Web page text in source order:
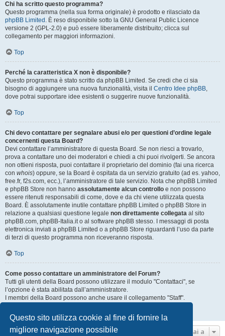
Questo sito utilizza cookie al fine di fornire la
migliore navigazione possibile
Chi ha scritto questo programma?
Questo programma (nella sua forma originale) è prodotto e rilasciato da
phpBB Limited . È reso disponibile sotto la GNU General Public Licence
versione 2 (GPL-2.0) e può essere liberamente distribuito; clicca sul
collegamento per maggiori informazioni.
Top
Perché la caratteristica X non è disponibile?
Questo programma è stato scritto da phpBB Limited. Se credi che ci sia
bisogno di aggiungere una nuova funzionalità, visita il Centro Idee phpBB,
dove potrai supportare idee esistenti o suggerire nuove funzionalità.
Top
Chi devo contattare per segnalare abusi e/o per questioni d’ordine legale
concernenti questa Board?
Devi contattare l’amministratore di questa Board. Se non riesci a trovarlo,
prova a contattare uno dei moderatori e chiedi a chi puoi rivolgerti. Se ancora
non ottieni risposta, puoi contattare il proprietario del dominio (fai una ricerca
con whois) oppure, se la Board è ospitata da un servizio gratuito (ad es. yahoo,
free.fr, f2s.com, ecc.), l’amministratore di tale servizio. Nota che phpBB Limited
e phpBB Store non hanno assolutamente alcun controllo e non possono
essere ritenuti responsabili di come, dove e da chi viene utilizzata questa
Board. È assolutamente inutile contattare phpBB Limited o phpBB Store in
relazione a qualsiasi questione legale non direttamente collegata al sito
phpBB.com, phpBB-Italia.it o al software phpBB stesso. I messaggi di posta
elettronica inviati a phpBB Limited o a phpBB Store riguardanti l’uso da parte
di terzi di questo programma non riceveranno risposta.
Top
Come posso contattare un amministratore del Forum?
Tutti gli utenti della Board possono utilizzare il modulo "Contattaci", se
l’opzione è stata abilitata dall’amministratore.
I membri della Board possono anche usare il collegamento "Staff".
Top
Vai a